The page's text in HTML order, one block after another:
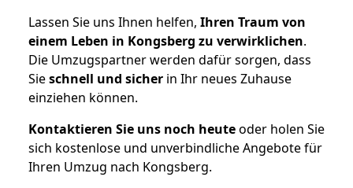
Lassen Sie uns Ihnen helfen, Ihren Traum von
einem Leben in Kongsberg zu verwirklichen.
Die Umzugspartner werden dafür sorgen, dass
Sieschnell und sicher in Ihr neues Zuhause
einziehen können.
Kontaktieren Sie uns noch heuteoder holen Sie
sich kostenlose und unverbindliche Angebote für
Ihren Umzug nach Kongsberg.